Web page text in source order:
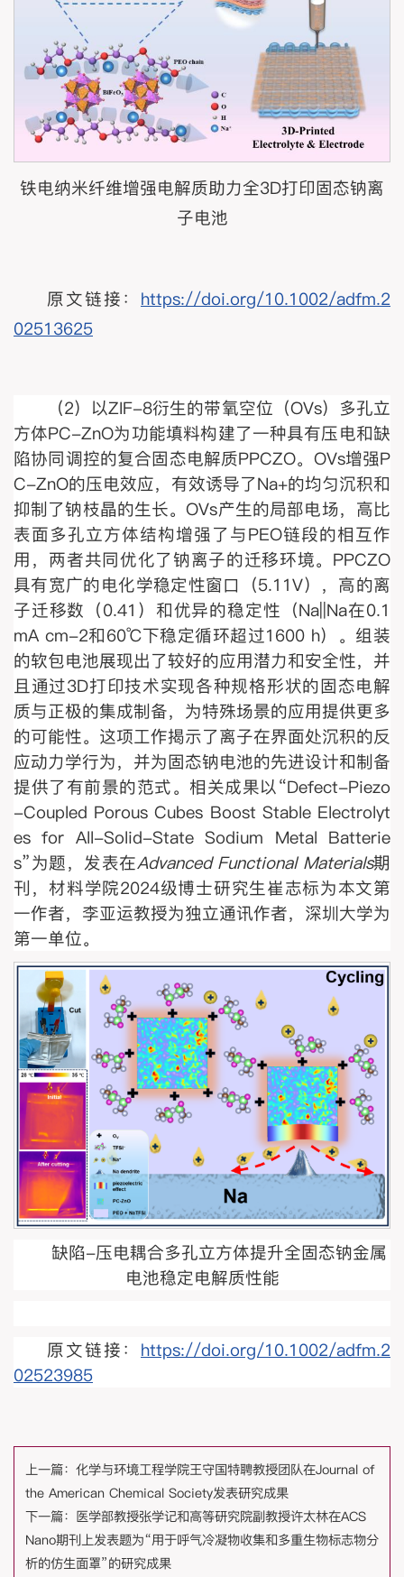
铁电纳米纤维增强电解质助力全3D打印固态钠离
子电池
原文链接： https://doi.org/10.1002/adfm.2
02513625
（2）以ZIF-8衍生的带氧空位（OVs）多孔立
方体PC-ZnO为功能填料构建了一种具有压电和缺
陷协同调控的复合固态电解质PPCZO。OVs增强P
C-ZnO的压电效应，有效诱导了Na+的均匀沉积和
抑制了钠枝晶的生长。OVs产生的局部电场，高比
表面多孔立方体结构增强了与PEO链段的相互作
用，两者共同优化了钠离子的迁移环境。PPCZO
具有宽广的电化学稳定性窗口（5.11V），高的离
子迁移数（0.41）和优异的稳定性（Na||Na在0.1
mA cm-2和60℃下稳定循环超过1600 h）。组装
的软包电池展现出了较好的应用潜力和安全性，并
且通过3D打印技术实现各种规格形状的固态电解
质与正极的集成制备，为特殊场景的应用提供更多
的可能性。这项工作揭示了离子在界面处沉积的反
应动力学行为，并为固态钠电池的先进设计和制备
提供了有前景的范式。相关成果以“Defect-Piezo
-Coupled Porous Cubes Boost Stable Electrolyt
es for All-Solid-State Sodium Metal Batterie
s”为题，发表在Advanced Functional Materials期
刊，材料学院2024级博士研究生崔志标为本文第
一作者，李亚运教授为独立通讯作者，深圳大学为
第一单位。
缺陷-压电耦合多孔立方体提升全固态钠金属
电池稳定电解质性能
原文链接： https://doi.org/10.1002/adfm.2
02523985
上一篇： 化学与环境工程学院王守国特聘教授团队在Journal of
the American Chemical Society发表研究成果
下一篇： 医学部教授张学记和高等研究院副教授许太林在ACS
Nano期刊上发表题为“用于呼气冷凝物收集和多重生物标志物分
析的仿生面罩”的研究成果